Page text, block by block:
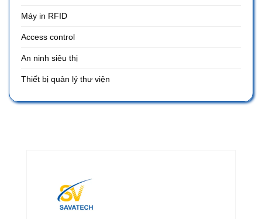
Máy in RFID
Access control
An ninh siêu thị
Thiết bị quản lý thư viện